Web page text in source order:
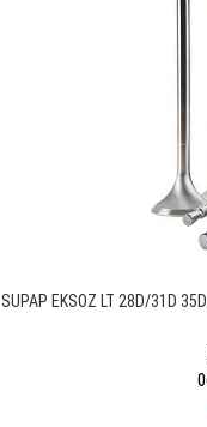
SUPAP EKSOZ LT 28D/31D